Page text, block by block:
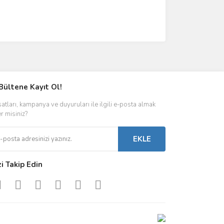
Kayıt Ol!
kampanya ve duyuruları ile ilgili e-posta almak
misiniz?
EKLE
Takip Edin